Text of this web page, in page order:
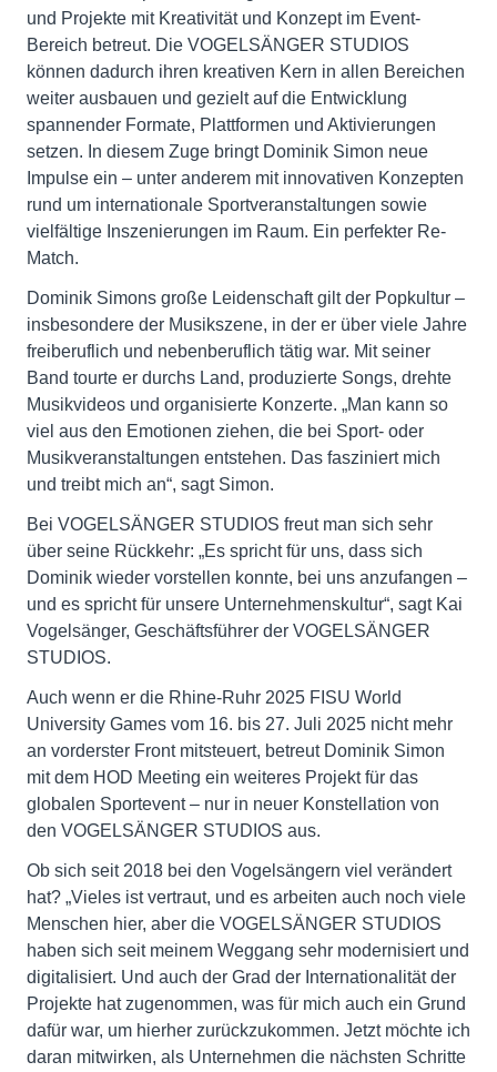
und Projekte mit Kreativität und Konzept im Event-
Bereich betreut. Die VOGELSÄNGER STUDIOS
können dadurch ihren kreativen Kern in allen Bereichen
weiter ausbauen und gezielt auf die Entwicklung
spannender Formate, Plattformen und Aktivierungen
setzen. In diesem Zuge bringt Dominik Simon neue
Impulse ein – unter anderem mit innovativen Konzepten
rund um internationale Sportveranstaltungen sowie
vielfältige Inszenierungen im Raum. Ein perfekter Re-
Match.
Dominik Simons große Leidenschaft gilt der Popkultur –
insbesondere der Musikszene, in der er über viele Jahre
freiberuflich und nebenberuflich tätig war. Mit seiner
Band tourte er durchs Land, produzierte Songs, drehte
Musikvideos und organisierte Konzerte. „Man kann so
viel aus den Emotionen ziehen, die bei Sport- oder
Musikveranstaltungen entstehen. Das fasziniert mich
und treibt mich an“, sagt Simon.
Bei VOGELSÄNGER STUDIOS freut man sich sehr
über seine Rückkehr: „Es spricht für uns, dass sich
Dominik wieder vorstellen konnte, bei uns anzufangen –
und es spricht für unsere Unternehmenskultur“, sagt Kai
Vogelsänger, Geschäftsführer der VOGELSÄNGER
STUDIOS.
Auch wenn er die Rhine-Ruhr 2025 FISU World
University Games vom 16. bis 27. Juli 2025 nicht mehr
an vorderster Front mitsteuert, betreut Dominik Simon
mit dem HOD Meeting ein weiteres Projekt für das
globalen Sportevent – nur in neuer Konstellation von
den VOGELSÄNGER STUDIOS aus.
Ob sich seit 2018 bei den Vogelsängern viel verändert
hat? „Vieles ist vertraut, und es arbeiten auch noch viele
Menschen hier, aber die VOGELSÄNGER STUDIOS
haben sich seit meinem Weggang sehr modernisiert und
digitalisiert. Und auch der Grad der Internationalität der
Projekte hat zugenommen, was für mich auch ein Grund
dafür war, um hierher zurückzukommen. Jetzt möchte ich
daran mitwirken, als Unternehmen die nächsten Schritte